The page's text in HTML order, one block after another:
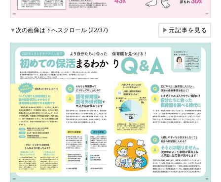
▼次の画像は下へスクロール (22/37) ▶元記事を見る